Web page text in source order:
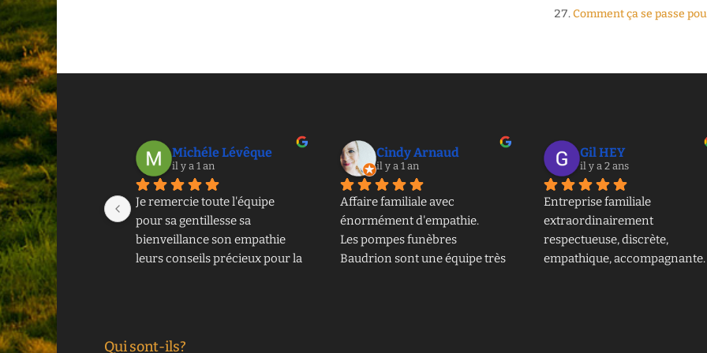
Comment ça se passe
Michéle Lévêque
il y a 1 an
Je remercie toute l'équipe
pour sa gentillesse sa
bienveillance son empathie
leurs conseils précieux pour la
Cindy Arnaud
il y a 1 an
Affaire familiale avec
énormément d'empathie.
Les pompes funèbres
Baudrion sont une équipe très
Gil HEY
il y a 2 ans
Entreprise familiale
extraordinairement
respectueuse, discrète,
empathique, accompagnante.
Qui sont-ils?